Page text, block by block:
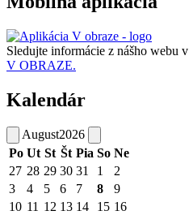
Sledujte informácie z nášho webu v
V OBRAZE.
Kalendár
August2026
Po Ut St Št Pia So Ne
27 28 29 30 31 1
2
3
4 5 6 7 8
9
10 11 12 13 14 15 16